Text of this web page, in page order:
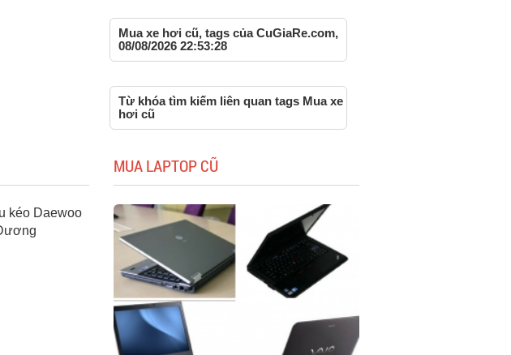
Mua xe hơi cũ, tags của CuGiaRe.com,
08/08/2026 22:53:28
Từ khóa tìm kiếm liên quan tags Mua xe
hơi cũ
MUA LAPTOP CŨ